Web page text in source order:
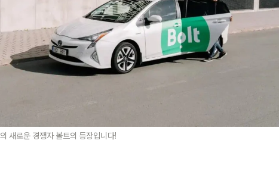
새로운 경쟁자 볼트의 등장입니다!